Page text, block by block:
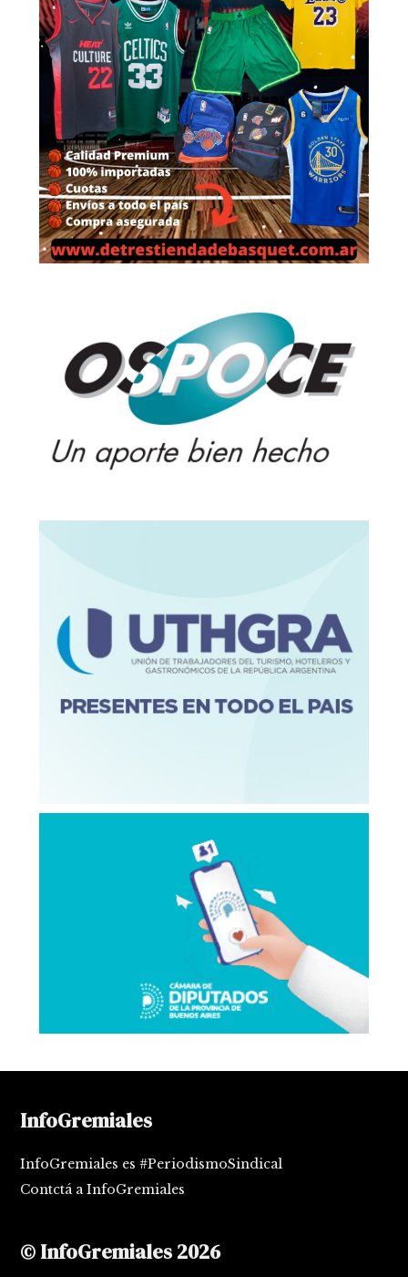
InfoGremiales
InfoGremiales es #PeriodismoSindical
Contctá a InfoGremiales
© InfoGremiales 2026